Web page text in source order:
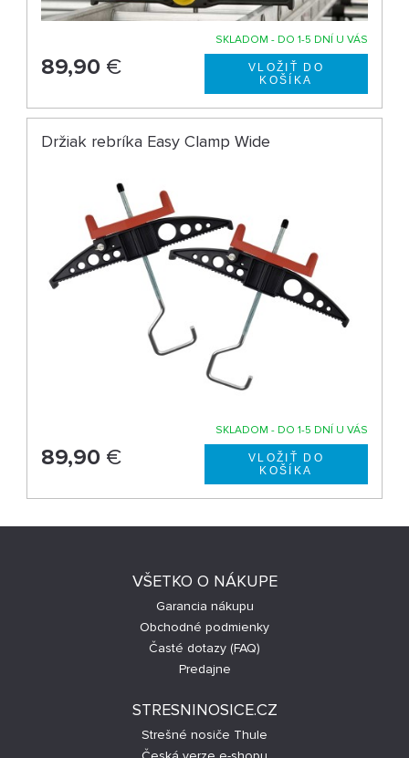
SKLADOM - DO 1-5 DNÍ U VÁS
89,90 €
Držiak rebríka Easy Clamp Wide
SKLADOM - DO 1-5 DNÍ U VÁS
89,90 €
VŠETKO O NÁKUPE
Garancia nákupu
Obchodné podmienky
Časté dotazy (FAQ)
Predajne
STRESNINOSICE.CZ
Strešné nosiče Thule